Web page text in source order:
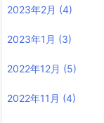
2023年2月 (4)
2023年1月 (3)
2022年12月 (5)
2022年11月 (4)